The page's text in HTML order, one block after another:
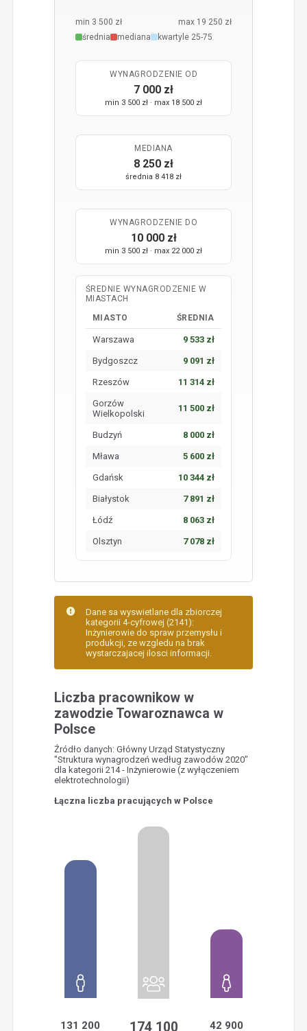
min 3 500 zł
max 19 250 zł
średnia
mediana kwartyle 25-75
WYNAGRODZENIE OD
7 000 zł
min 3 500 zł · max 18 500 zł
MEDIANA
8 250 zł
średnia 8 418 zł
WYNAGRODZENIE DO
10 000 zł
min 3 500 zł · max 22 000 zł
ŚREDNIE WYNAGRODZENIE W
MIASTACH
MIASTO
ŚREDNIA
Warszawa 9 533 zł
Bydgoszcz 9 091 zł
Rzeszów 11 314 zł
Gorzów
Wielkopolski
11 500 zł
Budzyń 8 000 zł
Mława 5 600 zł
Gdańsk 10 344 zł
Białystok 7 891 zł
Łódź 8 063 zł
Olsztyn 7 078 zł
Dane sa wyswietlane dla zbiorczej
kategorii 4-cyfrowej (2141):
Inżynierowie do spraw przemysłu i
produkcji, ze wzgledu na brak
wystarczajacej ilosci informacji.
Liczba pracownikow w
zawodzie Towaroznawca w
Polsce
Źródło danych: Główny Urząd Statystyczny
"Struktura wynagrodzeń według zawodów 2020"
dla kategorii 214 - Inżynierowie (z wyłączeniem
elektrotechnologii)
Łączna liczba pracujących w Polsce
131 200 174 100 42 900